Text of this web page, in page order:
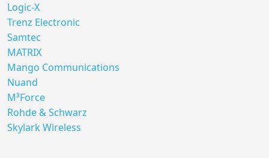
Logic-X
Trenz Electronic
Samtec
MATRIX
Mango Communications
Nuand
M³Force
Rohde & Schwarz
Skylark Wireless